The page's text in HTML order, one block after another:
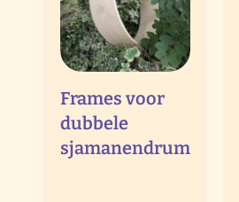
Frames voor
dubbele
sjamanendrum